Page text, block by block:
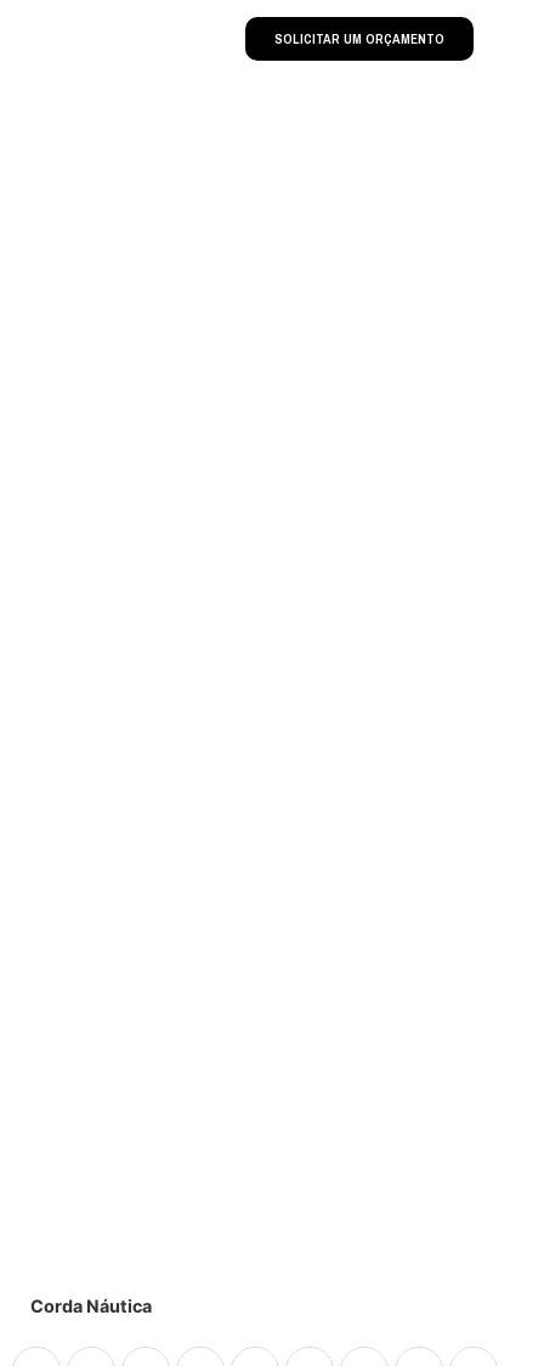
SOLICITAR UM ORÇAMENTO
Corda Náutica